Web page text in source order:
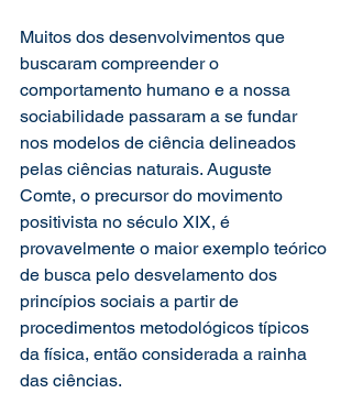
Muitos dos desenvolvimentos que
buscaram compreender o
comportamento humano e a nossa
sociabilidade passaram a se fundar
nos modelos de ciência delineados
pelas ciências naturais. Auguste
Comte, o precursor do movimento
positivista no século XIX, é
provavelmente o maior exemplo teórico
de busca pelo desvelamento dos
princípios sociais a partir de
procedimentos metodológicos típicos
da física, então considerada a rainha
das ciências.